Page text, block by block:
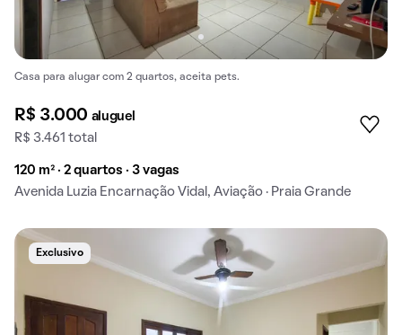
Casa para alugar com 2 quartos, aceita pets.
R$ 3.000 aluguel
R$ 3.461 total
120 m² · 2 quartos · 3 vagas
Avenida Luzia Encarnação Vidal, Aviação · Praia Grande
Exclusivo